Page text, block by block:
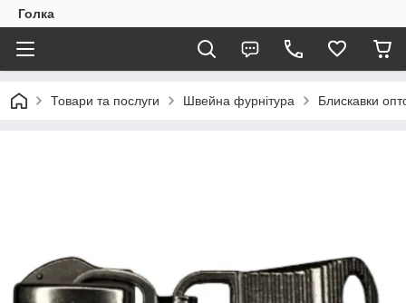
Голка
Товари та послуги Швейна фурнітура Блискавки